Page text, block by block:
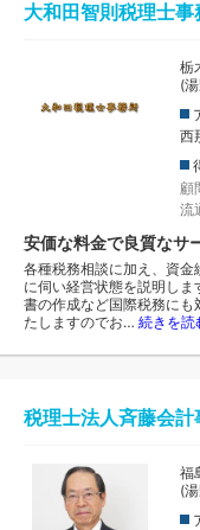
大和田智則税理士事
栃
(
西
顧
流
安価な料金で良質なサ
各種税務相談に加え、資
に伺い経営状態を説明し
書の作成など国際税務に
たしますのでお… 続きを読
税理士法人斉藤会計
福
(